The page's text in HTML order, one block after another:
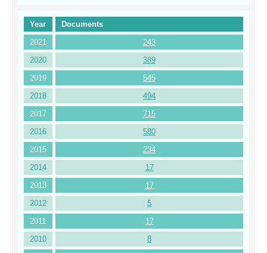
Year
Documents
2021
243
2020
389
2019
545
2018
494
2017
715
2016
580
2015
234
2014
17
2013
17
2012
5
2011
17
2010
8